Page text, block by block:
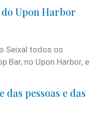
Upon Harbor
Seixal todos os
Bar, no Upon Harbor, e
pessoas e das